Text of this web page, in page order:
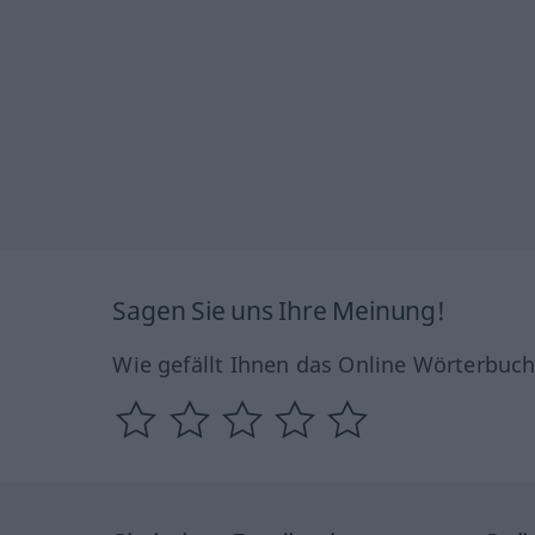
Sagen Sie uns Ihre Meinung!
Wie gefällt Ihnen das Online